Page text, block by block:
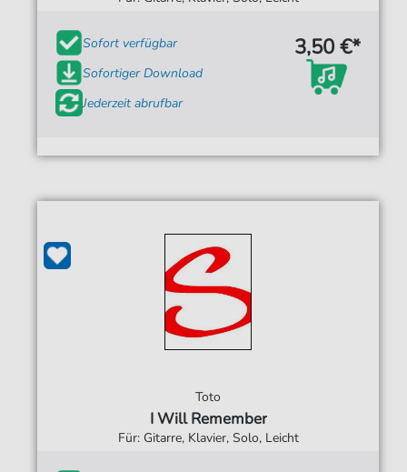
Sofort verfügbar
Sofortiger Download
Jederzeit abrufbar
3,50 €*
Toto
I Will Remember
Für: Gitarre, Klavier, Solo, Leicht